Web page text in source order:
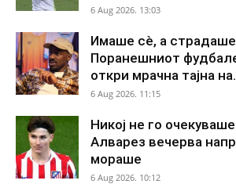
6 Aug 2026. 13:03
Имаше сè, а
Поранешниот
откри мрачна тајна
6 Aug 2026. 11:15
Никој не го
Алварез вечерва
мораше
6 Aug 2026. 10:12